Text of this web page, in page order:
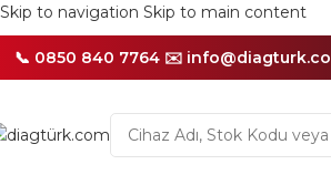
Skip to navigation Skip to main content
📞 0850 840 7764 ✉️